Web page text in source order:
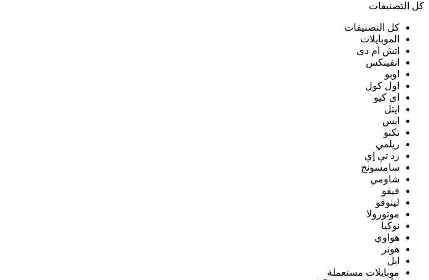
كل التصنيفات
كل التصنيفات
الموبايلات
اتش ام دى
انفينكس
اوبو
اول كول
اي كيو
ايتل
ايس
تكنو
ريلمي
زد تي إي
سامسونج
شاومي
فيفو
لينوفو
موتورولا
نوكيا
هواوي
هونر
ابل
موبايلات مستعملة